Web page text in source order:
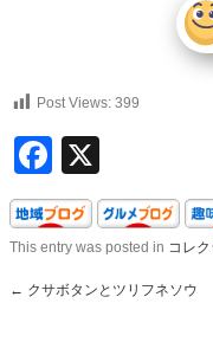
Post Views: 399
Facebook
This entry was posted in コレ
← クサボタンとツリフネソウ